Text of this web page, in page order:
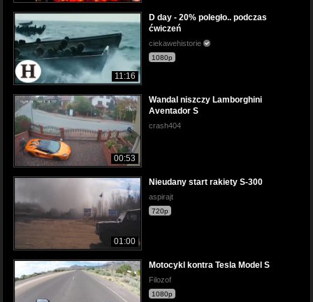
11:16
D day - 20% poległo.. podczas
ćwiczeń
ciekawehistorie
1080p
00:53
Wandal niszczy Lamborghini
Aventador S
crash404
01:00
Nieudany start rakiety S-300
aspirajt
720p
Motocykl kontra Tesla Model S
Filozof
1080p